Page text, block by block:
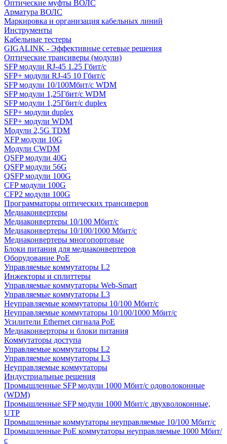
Оптические муфты ВОЛС
Арматура ВОЛС
Маркировка и организация кабельных линий
Инструменты
Кабельные тестеры
GIGALINK - Эффективные сетевые решения
Оптические трансиверы (модули)
SFP модули RJ-45 1.25 Гбит/c
SFP+ модули RJ-45 10 Гбит/c
SFP модули 10/100Мбит/с WDM
SFP модули 1,25Гбит/с WDM
SFP модули 1,25Гбит/с duplex
SFP+ модули duplex
SFP+ модули WDM
Модули 2,5G TDM
XFP модули 10G
Модули CWDM
QSFP модули 40G
QSFP модули 56G
QSFP модули 100G
CFP модули 100G
CFP2 модули 100G
Программаторы оптических трансиверов
Медиаконвертеры
Медиаконвертеры 10/100 Мбит/с
Медиаконвертеры 10/100/1000 Мбит/c
Медиаконвертеры многопортовые
Блоки питания для медиаконвертеров
Оборудование PoE
Управляемые коммутаторы L2
Инжекторы и сплиттеры
Управляемые коммутаторы Web-Smart
Управляемые коммутаторы L3
Неуправляемые коммутаторы 10/100 Мбит/с
Неуправляемые коммутаторы 10/100/1000 Мбит/с
Усилители Ethernet сигнала PoE
Медиаконверторы и блоки питания
Коммутаторы доступа
Управляемые коммутаторы L2
Управляемые коммутаторы L3
Неуправляемые коммутаторы
Индустриальные решения
Промышленные SFP модули 1000 Мбит/c одоволоконные
(WDM)
Промышленные SFP модули 1000 Мбит/c двухволоконные,
UTP
Промышленные коммутаторы неуправляемые 10/100 Мбит/с
Промышленные PoE коммутаторы неуправляемые 1000 Мбит/
с